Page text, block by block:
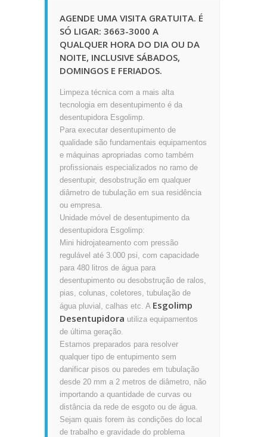
AGENDE UMA VISITA GRATUITA. É
SÓ LIGAR: 3663-3000 A
QUALQUER HORA DO DIA OU DA
NOITE, INCLUSIVE SÁBADOS,
DOMINGOS E FERIADOS.
Limpeza técnica com a mais alta
tecnologia em desentupimento é da
desentupidora Esgolimp.
Para executar desentupimento de
qualidade são fundamentais equipamentos
e máquinas apropriadas como também
profissionais especializados no ramo de
desentupir, desobstrução em qualquer
diâmetro de tubulação em sua residência
ou empresa.
Unidade móvel de desentupimento da
desentupidora Esgolimp:
Mini hidrojateamento com pressão
regulável até 3.000 psi, com capacidade
para 480 litros de água para
desentupimento ou desobstrução de ralos,
pias, colunas, coletores, tubulação de
água pluvial, calhas etc. A Esgolimp
Desentupidora utiliza equipamentos
de última geração.
Estamos preparados para resolver
qualquer tipo de entupimento sem
danificar pisos ou paredes em tubulação
desde 20 mm a 2 metros de diâmetro, não
importando a quantidade de curvas ou
distância da rede de esgoto ou de água.
Sejam quais forem às condições do local
de trabalho e gravidade do problema